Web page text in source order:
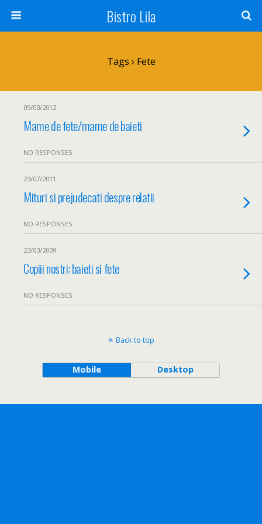
Bistro Lila
Tags › Fete
09/03/2012
Mame de fete/mame de baieti
NO RESPONSES
23/07/2011
Mituri si prejudecati despre relatii
NO RESPONSES
23/03/2009
Copiii nostri: baieti si fete
NO RESPONSES
Back to top
Mobile Desktop